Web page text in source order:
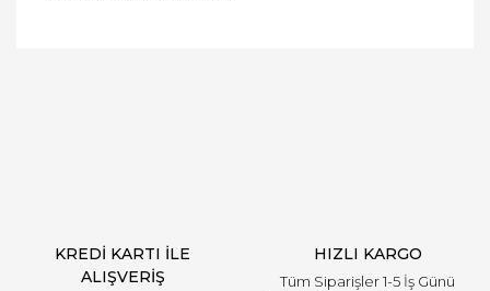
KREDİ KARTI İLE
ALIŞVERİŞ
HIZLI KARGO
Tüm Siparişler 1-5 İş Günü